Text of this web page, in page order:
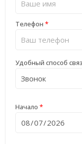
Телефон *
Удобный способ
Начало *